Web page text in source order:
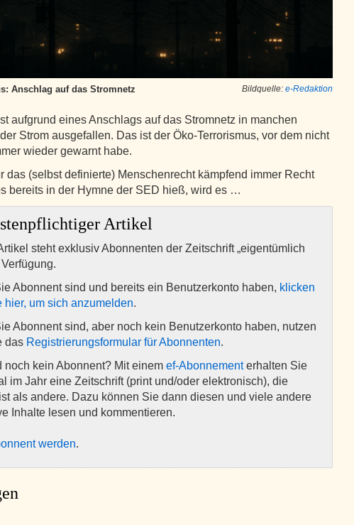
Bildquelle: e-Redaktion
Anschlag auf das Stromnetz
aufgrund eines Anschlags auf das Stromnetz in manchen
Strom ausgefallen. Das ist der Öko-Terrorismus, vor dem nicht
wieder gewarnt habe.
das (selbst definierte) Menschenrecht kämpfend immer Recht
bereits in der Hymne der SED hieß, wird es …
Artikel
steht exklusiv Abonnenten der Zeitschrift „eigentümlich
Verfügung.
Abonnent sind und bereits ein Benutzerkonto haben, klicken
hier, um sich anzumelden.
Abonnent sind, aber noch kein Benutzerkonto haben, nutzen
das Registrierungsformular für Abonnenten.
noch kein Abonnent? Mit einem ef-Abonnementerhalten Sie
im Jahr eine Zeitschrift (print und/oder elektronisch), die
als andere. Dazu können Sie dann diesen und viele andere
Inhalte lesen und kommentieren.
werden.